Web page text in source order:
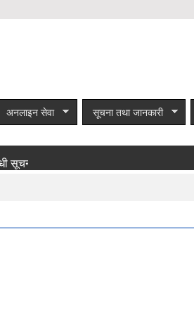
अनलाइन सेवा सूचना तथा जानकारी